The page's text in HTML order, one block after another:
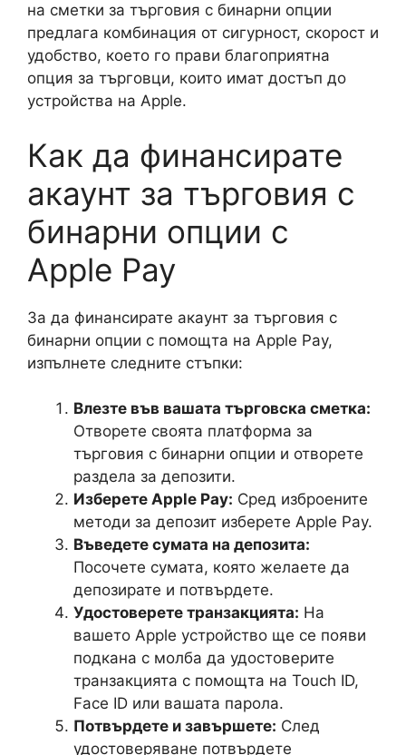
на сметки за търговия с бинарни опции
предлага комбинация от сигурност, скорост и
удобство, което го прави благоприятна
опция за търговци, които имат достъп до
устройства на Apple.
Как да финансирате
акаунт за търговия с
бинарни опции с
Apple Pay
За да финансирате акаунт за търговия с
бинарни опции с помощта на Apple Pay,
изпълнете следните стъпки:
Влезте във вашата търговска сметка:
Отворете своята платформа за
търговия с бинарни опции и отворете
раздела за депозити.
Изберете Apple Pay: Сред изброените
методи за депозит изберете Apple Pay.
Въведете сумата на депозита:
Посочете сумата, която желаете да
депозирате и потвърдете.
Удостоверете транзакцията: На
вашето Apple устройство ще се появи
подкана с молба да удостоверите
транзакцията с помощта на Touch ID,
Face ID или вашата парола.
Потвърдете и завършете: След
удостоверяване потвърдете